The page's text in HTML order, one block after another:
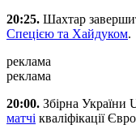
20:25. Шахтар
Спецією та Хайдуком.
реклама
реклама
20:00. Збірна України
матчі кваліфікації